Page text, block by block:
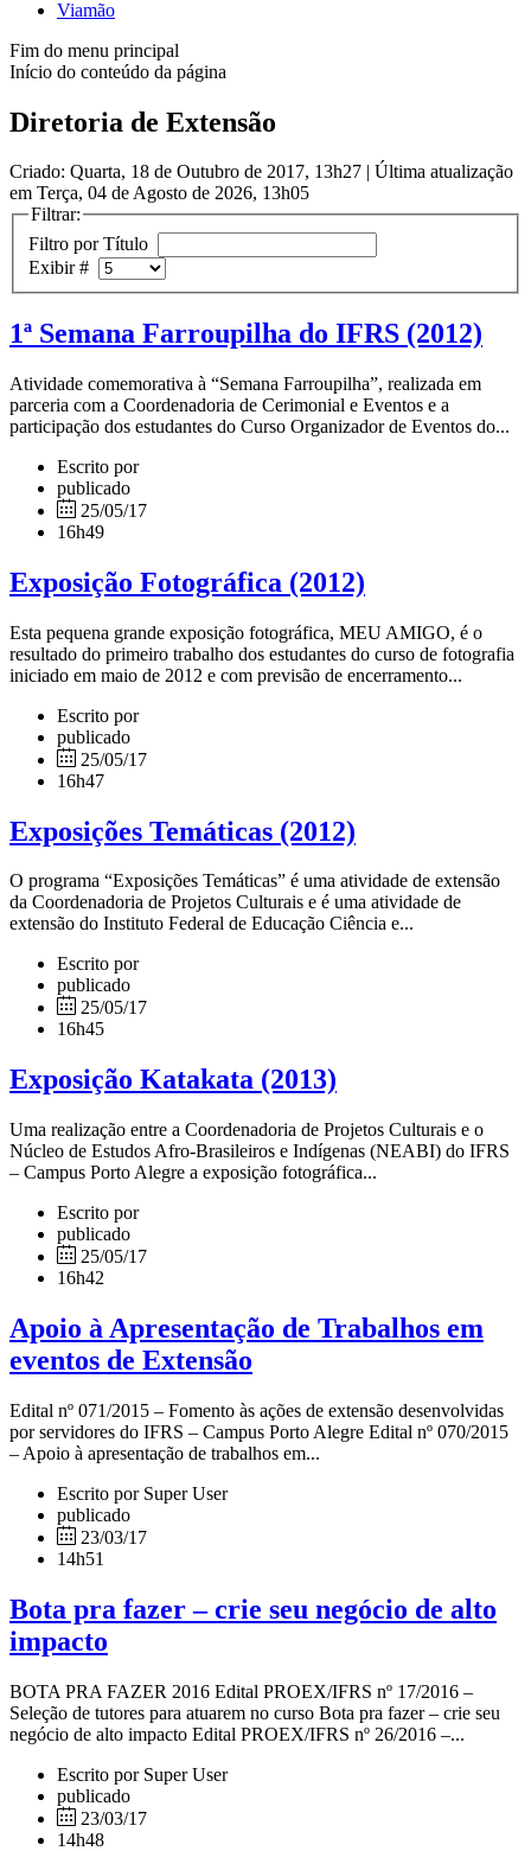
Viamão
Fim do menu principal
Início do conteúdo da página
Diretoria de Extensão
Criado: Quarta, 18 de Outubro de 2017, 13h27 | Última atualização
em Terça, 04 de Agosto de 2026, 13h05
Filtrar:
Filtro por Título
Exibir #
1ª Semana Farroupilha do IFRS (2012)
Atividade comemorativa à “Semana Farroupilha”, realizada em
parceria com a Coordenadoria de Cerimonial e Eventos e a
participação dos estudantes do Curso Organizador de Eventos do...
Escrito por
publicado
25/05/17
16h49
Exposição Fotográfica (2012)
Esta pequena grande exposição fotográfica, MEU AMIGO, é o
resultado do primeiro trabalho dos estudantes do curso de fotografia
iniciado em maio de 2012 e com previsão de encerramento...
Escrito por
publicado
25/05/17
16h47
Exposições Temáticas (2012)
O programa “Exposições Temáticas” é uma atividade de extensão
da Coordenadoria de Projetos Culturais e é uma atividade de
extensão do Instituto Federal de Educação Ciência e...
Escrito por
publicado
25/05/17
16h45
Exposição Katakata (2013)
Uma realização entre a Coordenadoria de Projetos Culturais e o
Núcleo de Estudos Afro-Brasileiros e Indígenas (NEABI) do IFRS
– Campus Porto Alegre a exposição fotográfica...
Escrito por
publicado
25/05/17
16h42
Apoio à Apresentação de Trabalhos em
eventos de Extensão
Edital nº 071/2015 – Fomento às ações de extensão desenvolvidas
por servidores do IFRS – Campus Porto Alegre Edital nº 070/2015
– Apoio à apresentação de trabalhos em...
Escrito por Super User
publicado
23/03/17
14h51
Bota pra fazer – crie seu negócio de alto
impacto
BOTA PRA FAZER 2016 Edital PROEX/IFRS nº 17/2016 –
Seleção de tutores para atuarem no curso Bota pra fazer – crie seu
negócio de alto impacto Edital PROEX/IFRS nº 26/2016 –...
Escrito por Super User
publicado
23/03/17
14h48